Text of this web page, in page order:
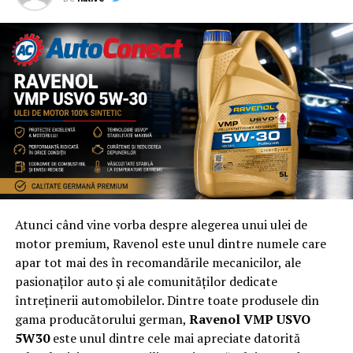
În esență, calitatea oțelului reprezintă fundația
întregului produs. Chiar dacă acest detaliu nu este
întotdeauna vizibil la prima vedere, el influențează
decisiv performanța și durata de viață a vestiarului
metalic.
Finisajele marginilor
În mobilierul metalic profesional, siguranța
utilizatorului este la fel de importantă ca rezistența
structurală. Din acest motiv, finisajele marginilor
reprezintă un detaliu esențial care diferențiază
produsele premium de variantele realizate superficial.
Procesul de debitare și prelucrare a metalului poate lăsa
margini ascuțite sau bavuri periculoase dacă nu este
realizat corespunzător. Într-un vestiar utilizat zilnic de
Atunci când vine vorba despre alegerea unui ulei de
motor premium, Ravenol este unul dintre numele care
apar tot mai des în recomandările mecanicilor, ale
pasionaților auto și ale comunităților dedicate
întreținerii automobilelor. Dintre toate produsele din
gama producătorului german, Ravenol VMP USVO
5W30este unul dintre cele mai apreciate datorită